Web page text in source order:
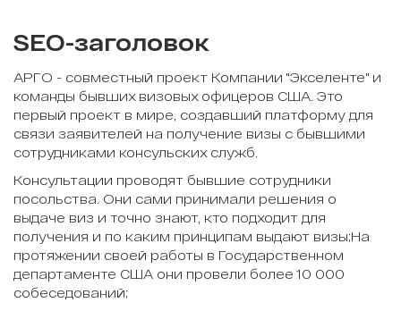
SEO-заголовок
АРГО - совместный проект Компании "Экселенте" и
команды бывших визовых офицеров США. Это
первый проект в мире, создавший платформу для
связи заявителей на получение визы с бывшими
сотрудниками консульских служб.
Консультации проводят бывшие сотрудники
посольства. Они сами принимали решения о
выдаче виз и точно знают, кто подходит для
получения и по каким принципам выдают визы;На
протяжении своей работы в Государственном
департаменте США они провели более 10 000
собеседований;